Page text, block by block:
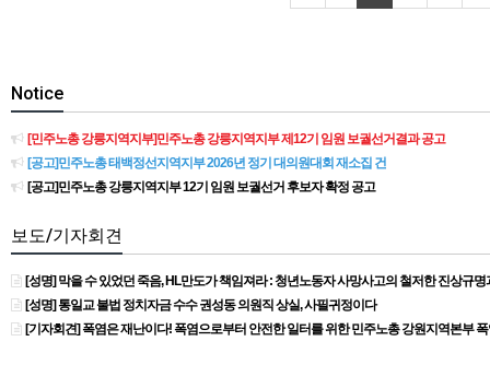
Notice
[민주노총 강릉지역지부]민주노총 강릉지역지부 제12기 임원 보궐선거결과 공고
[공고]민주노총 태백정선지역지부 2026년 정기 대의원대회 재소집 건
[공고]민주노총 강릉지역지부 12기 임원 보궐선거 후보자 확정 공고
보도/기자회견
[성명] 막을 수 있었던 죽음, HL만도가 책임져라 : 청년노동자 사망사고의 철저한 진상규
[성명] 통일교 불법 정치자금 수수 권성동 의원직 상실, 사필귀정이다
[기자회견] 폭염은 재난이다! 폭염으로부터 안전한 일터를 위한 민주노총 강원지역본부